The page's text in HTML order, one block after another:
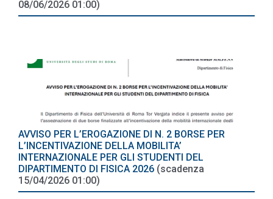
08/06/2026 01:00)
AVVISO PER L’EROGAZIONE DI N. 2 BORSE PER
L’INCENTIVAZIONE DELLA MOBILITA’
INTERNAZIONALE PER GLI STUDENTI DEL
DIPARTIMENTO DI FISICA 2026 (scadenza
15/04/2026 01:00)